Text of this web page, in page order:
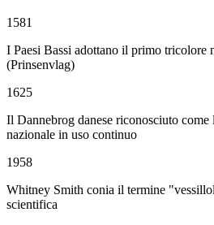
1581
I Paesi Bassi adottano il primo tricolore
(Prinsenvlag)
1625
Il Dannebrog danese riconosciuto come
nazionale in uso continuo
1958
Whitney Smith conia il termine
scientifica